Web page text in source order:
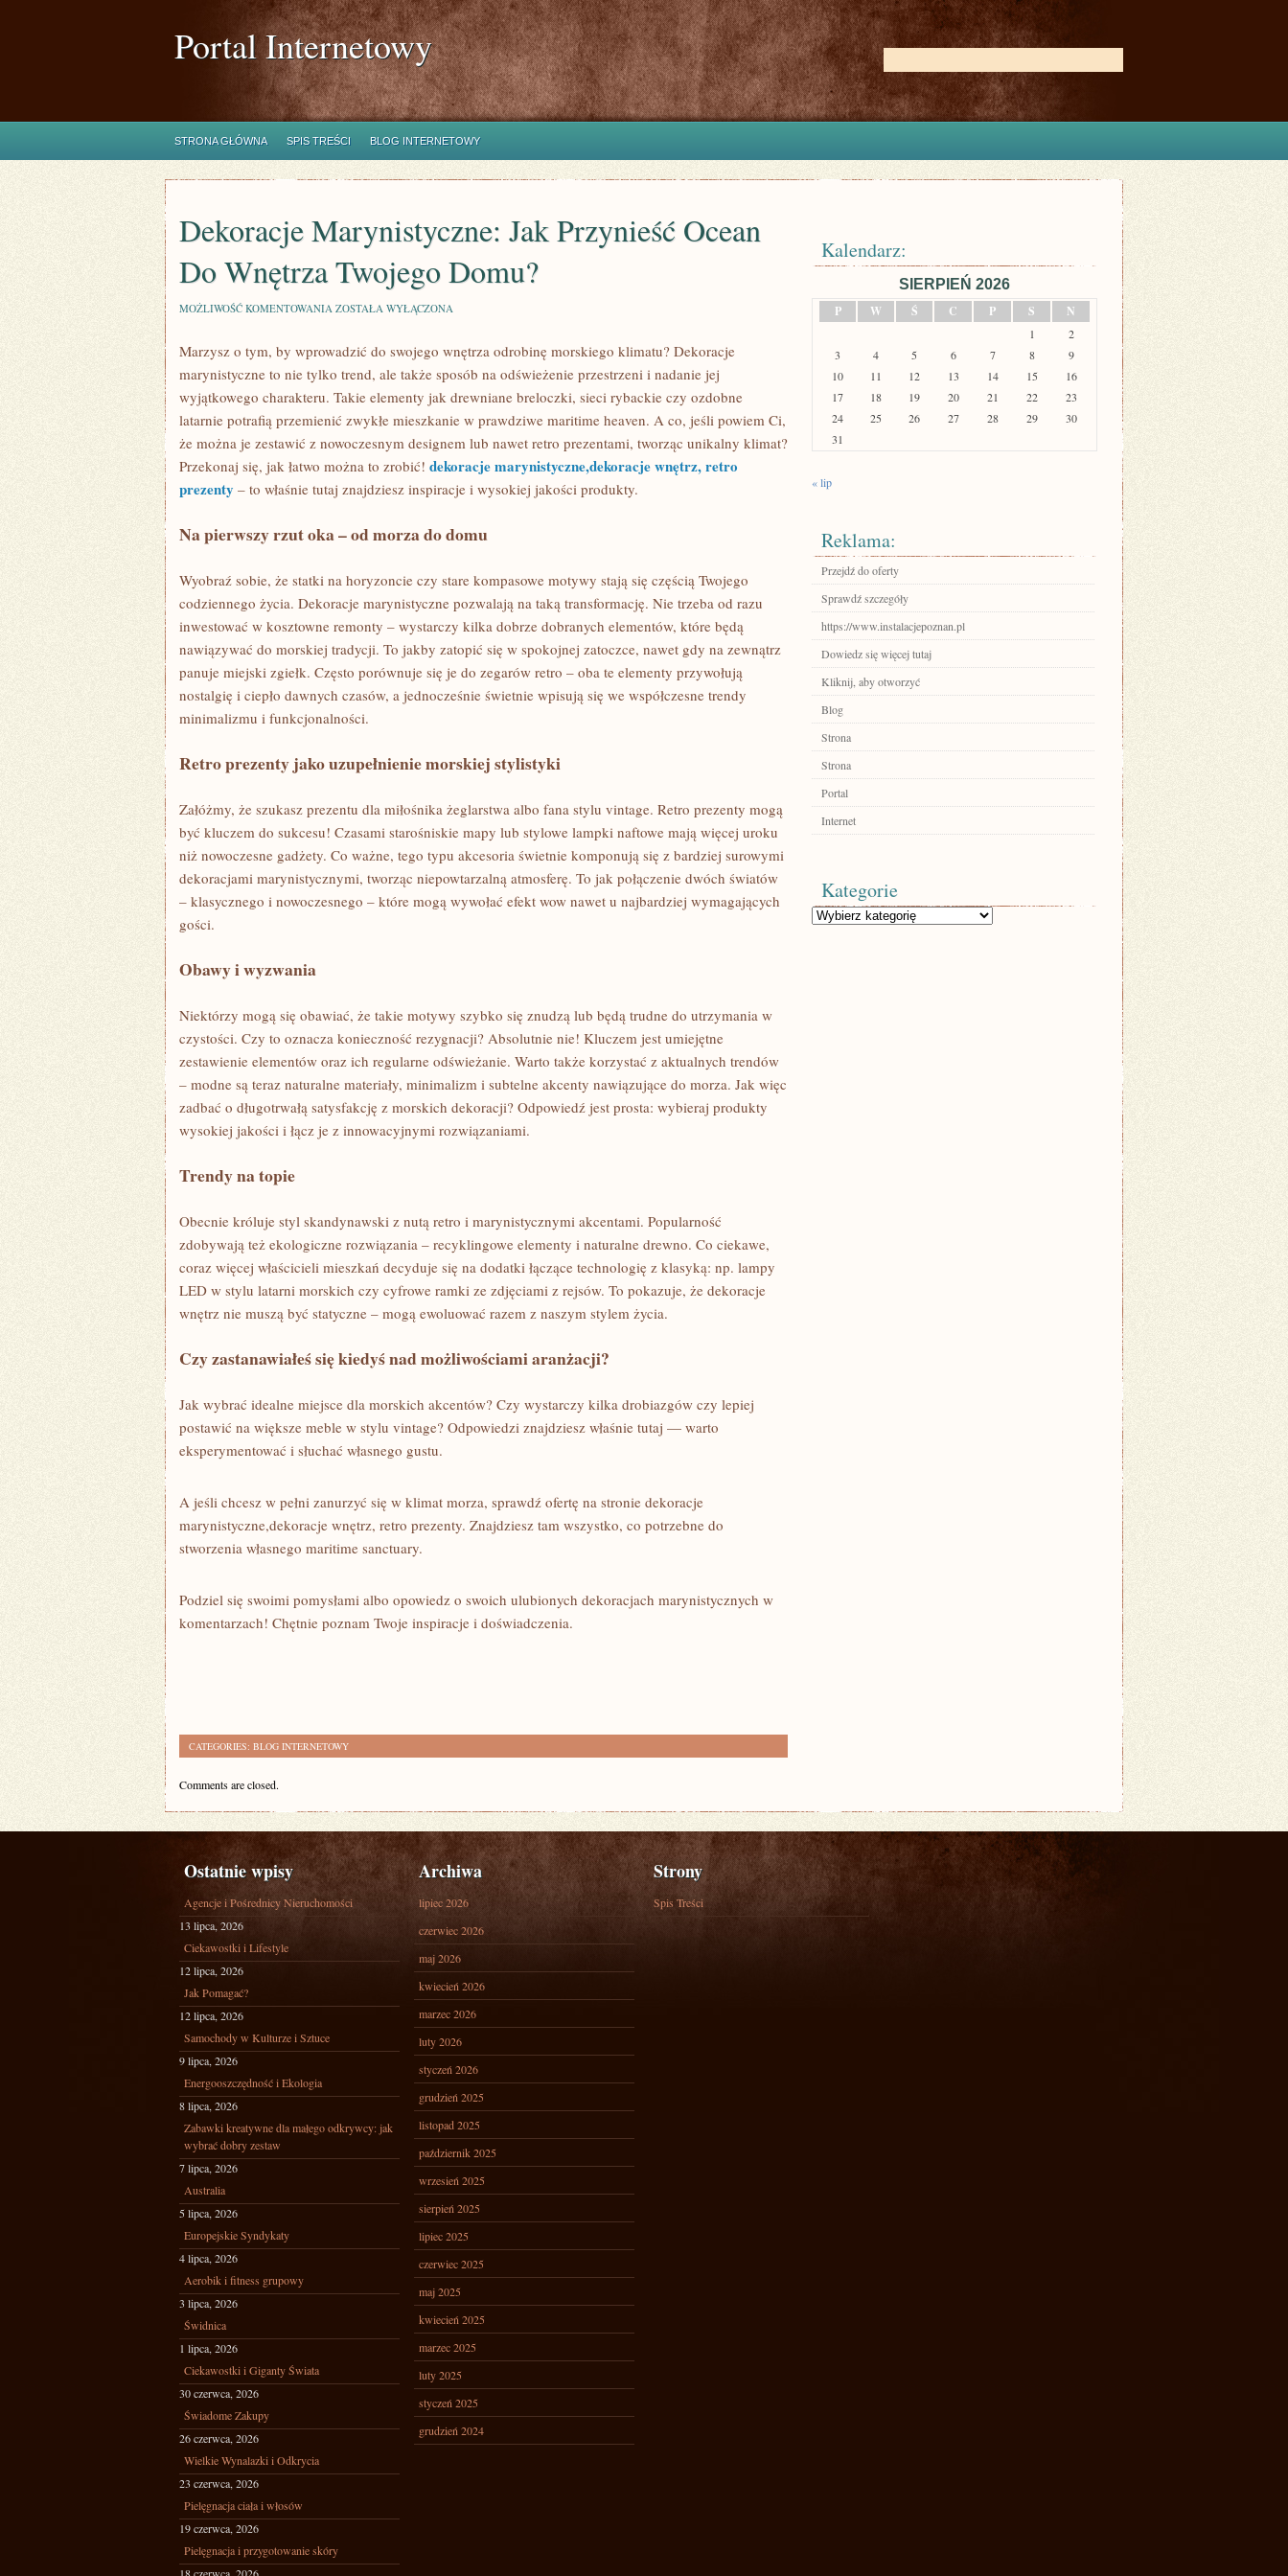
Portal Internetowy
STRONA GŁÓWNA SPIS TREŚCI BLOG INTERNETOWY
Dekoracje Marynistyczne: Jak Przynieść Ocean
Do Wnętrza Twojego Domu?
MOŻLIWOŚĆ KOMENTOWANIA DEKORACJE
PRZYNIEŚĆ
DO
WNĘTRZA
DOMU?
ZOSTAŁA WYŁĄCZONA
Marzysz o tym, by wprowadzić do swojego wnętrza odrobinę morskiego klimatu? Dekoracje
marynistyczne to nie tylko trend, ale także sposób na odświeżenie przestrzeni i nadanie jej
wyjątkowego charakteru. Takie elementy jak drewniane breloczki, sieci rybackie czy ozdobne
latarnie potrafią przemienić zwykłe mieszkanie w prawdziwe maritime heaven. A co, jeśli powiem Ci,
że można je zestawić z nowoczesnym designem lub nawet retro prezentami, tworząc unikalny klimat?
Przekonaj się, jak łatwo można to zrobić! dekoracje marynistyczne,dekoracje wnętrz, retro
prezenty – to właśnie tutaj znajdziesz inspiracje i wysokiej jakości produkty.
Na pierwszy rzut oka – od morza do domu
Wyobraź sobie, że statki na horyzoncie czy stare kompasowe motywy stają się częścią Twojego
codziennego życia. Dekoracje marynistyczne pozwalają na taką transformację. Nie trzeba od razu
inwestować w kosztowne remonty – wystarczy kilka dobrze dobranych elementów, które będą
nawiązywać do morskiej tradycji. To jakby zatopić się w spokojnej zatoczce, nawet gdy na zewnątrz
panuje miejski zgiełk. Często porównuje się je do zegarów retro – oba te elementy przywołują
nostalgię i ciepło dawnych czasów, a jednocześnie świetnie wpisują się we współczesne trendy
minimalizmu i funkcjonalności.
Retro prezenty jako uzupełnienie morskiej stylistyki
Załóżmy, że szukasz prezentu dla miłośnika żeglarstwa albo fana stylu vintage. Retro prezenty mogą
być kluczem do sukcesu! Czasami starośniskie mapy lub stylowe lampki naftowe mają więcej uroku
niż nowoczesne gadżety. Co ważne, tego typu akcesoria świetnie komponują się z bardziej surowymi
dekoracjami marynistycznymi, tworząc niepowtarzalną atmosferę. To jak połączenie dwóch światów
– klasycznego i nowoczesnego – które mogą wywołać efekt wow nawet u najbardziej wymagających
gości.
Obawy i wyzwania
Niektórzy mogą się obawiać, że takie motywy szybko się znudzą lub będą trudne do utrzymania w
czystości. Czy to oznacza konieczność rezygnacji? Absolutnie nie! Kluczem jest umiejętne
zestawienie elementów oraz ich regularne odświeżanie. Warto także korzystać z aktualnych trendów
– modne są teraz naturalne materiały, minimalizm i subtelne akcenty nawiązujące do morza. Jak więc
zadbać o długotrwałą satysfakcję z morskich dekoracji? Odpowiedź jest prosta: wybieraj produkty
wysokiej jakości i łącz je z innowacyjnymi rozwiązaniami.
Trendy na topie
Obecnie króluje styl skandynawski z nutą retro i marynistycznymi akcentami. Popularność
zdobywają też ekologiczne rozwiązania – recyklingowe elementy i naturalne drewno. Co ciekawe,
coraz więcej właścicieli mieszkań decyduje się na dodatki łączące technologię z klasyką: np. lampy
LED w stylu latarni morskich czy cyfrowe ramki ze zdjęciami z rejsów. To pokazuje, że dekoracje
wnętrz nie muszą być statyczne – mogą ewoluować razem z naszym stylem życia.
Czy zastanawiałeś się kiedyś nad możliwościami aranżacji?
Jak wybrać idealne miejsce dla morskich akcentów? Czy wystarczy kilka drobiazgów czy lepiej
postawić na większe meble w stylu vintage? Odpowiedzi znajdziesz właśnie tutaj — warto
eksperymentować i słuchać własnego gustu.
A jeśli chcesz w pełni zanurzyć się w klimat morza, sprawdź ofertę na stronie dekoracje
marynistyczne,dekoracje wnętrz, retro prezenty. Znajdziesz tam wszystko, co potrzebne do
stworzenia własnego maritime sanctuary.
Podziel się swoimi pomysłami albo opowiedz o swoich ulubionych dekoracjach marynistycznych w
komentarzach! Chętnie poznam Twoje inspiracje i doświadczenia.
CATEGORIES: BLOG INTERNETOWY
Comments are closed.
Kalendarz:
SIERPIEŃ 2026
P
W Ś C P S N
1
2
3
4 5 6 7 8
9
10
11 12 13 14 15
16
17
18 19 20 21 22
23
24
25 26 27 28 29
30
31
« lip
Reklama:
Przejdź do oferty
Sprawdź szczegóły
https://www.instalacjepoznan.pl
Dowiedz się więcej tutaj
Kliknij, aby otworzyć
Blog
Strona
Strona
Portal
Internet
Kategorie
Kategorie
Ostatnie wpisy
Agencje i Pośrednicy Nieruchomości
13 lipca, 2026
Ciekawostki i Lifestyle
12 lipca, 2026
Jak Pomagać?
12 lipca, 2026
Samochody w Kulturze i Sztuce
9 lipca, 2026
Energooszczędność i Ekologia
8 lipca, 2026
Zabawki kreatywne dla małego odkrywcy: jak
wybrać dobry zestaw
7 lipca, 2026
Australia
5 lipca, 2026
Europejskie Syndykaty
4 lipca, 2026
Aerobik i fitness grupowy
3 lipca, 2026
Świdnica
1 lipca, 2026
Ciekawostki i Giganty Świata
30 czerwca, 2026
Świadome Zakupy
26 czerwca, 2026
Wielkie Wynalazki i Odkrycia
23 czerwca, 2026
Pielęgnacja ciała i włosów
19 czerwca, 2026
Pielęgnacja i przygotowanie skóry
Archiwa
lipiec 2026
czerwiec 2026
maj 2026
kwiecień 2026
marzec 2026
luty 2026
styczeń 2026
grudzień 2025
listopad 2025
październik 2025
wrzesień 2025
sierpień 2025
lipiec 2025
czerwiec 2025
maj 2025
kwiecień 2025
marzec 2025
luty 2025
styczeń 2025
grudzień 2024
Strony
Spis Treści